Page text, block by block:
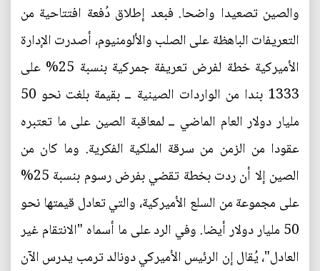
والصين تصعيدا واضحا. فبعد إطلاق دُفعة افتتاحية من
التعريفات الباهظة على الصلب والألومنيوم، أصدرت الإدارة
الأميركية خطة لفرض تعريفة جمركية بنسبة 25% على
1333 بندا من الواردات الصينية ــ بقيمة بلغت نحو 50
مليار دولار العام الماضي ــ لمعاقبة الصين على ما تعتبره
عقودا من الزمن من سرقة الملكية الفكرية. وما كان من
الصين إلا أن ردت بخطة تقضي بفرض رسوم بنسبة 25%
على مجموعة من السلع الأميركية، والتي تعادل قيمتها نحو
50 مليار دولار أيضا. وفي الرد على ما أسماه "الانتقام غير
العادل"، يُقال إن الرئيس الأميركي دونالد ترمب يدرس الآن